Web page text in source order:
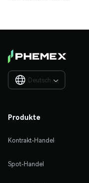
Deutsch 
Produkte
Kontrakt-Handel
Spot-Handel